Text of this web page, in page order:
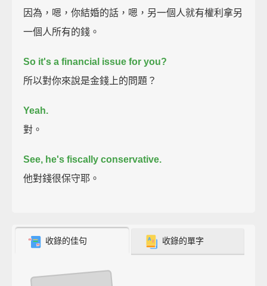
因為，嗯，你結婚的話，嗯，另一個人就有權利拿另
一個人所有的錢。
So it's a financial issue for you?
所以對你來說是金錢上的問題？
Yeah.
對。
See, he's fiscally conservative.
他對錢很保守耶。
收錄的佳句 收錄的單字